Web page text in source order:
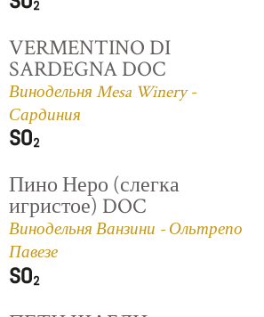
VERMENTINO DI
SARDEGNA DOC
Винодельня Mesa Winery -
Сардиния
Пино Неро (слегка
игристое) DOC
Винодельня Ванзини - Ольтрепо
Павезе